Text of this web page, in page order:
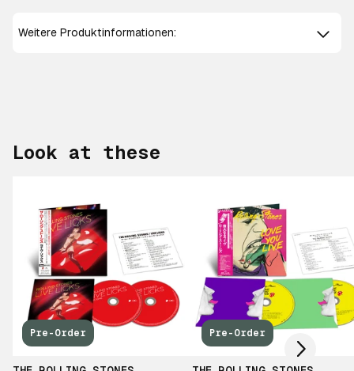
Weitere Produktinformationen:
Look at these
Pre-Order Pre-Order Scroll right